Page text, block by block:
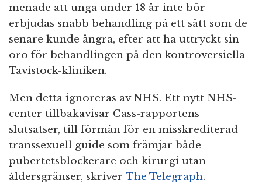
menade att unga under 18 år inte bör
erbjudas snabb behandling på ett sätt som de
senare kunde ångra, efter att ha uttryckt sin
oro för behandlingen på den kontroversiella
Tavistock-kliniken.
Men detta ignoreras av NHS. Ett nytt NHS-
center tillbakavisar Cass-rapportens
slutsatser, till förmån för en misskrediterad
transsexuell guide som främjar både
pubertetsblockerare och kirurgi utan
åldersgränser, skriver The Telegraph.